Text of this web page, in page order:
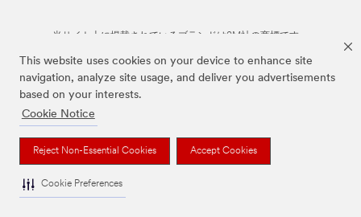
This website uses cookies on your device to enhance site
navigation, analyze site usage, and deliver you advertisements
based on your interests.
Cookie Notice
Reject Non-Essential Cookies Accept Cookies
Cookie Preferences
当サイト上に掲載されているブランドは3M社の商標です。